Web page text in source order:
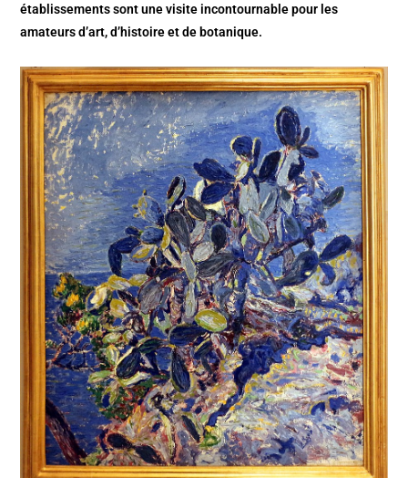
établissements sont une visite incontournable pour les
amateurs d’art, d’histoire et de botanique.